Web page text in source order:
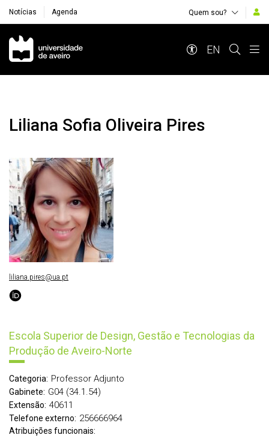
Notícias Agenda Quem sou?
Navegação Principal
EN
Liliana Sofia Oliveira Pires
Escola Superior de Design, Gestão e Tecnologias da
Produção de Aveiro-Norte
Categoria: Professor Adjunto
Gabinete: G04 (34.1.54)
Extensão: 40611
Telefone externo: 256666964
Atribuições funcionais:
liliana.pires@ua.pt